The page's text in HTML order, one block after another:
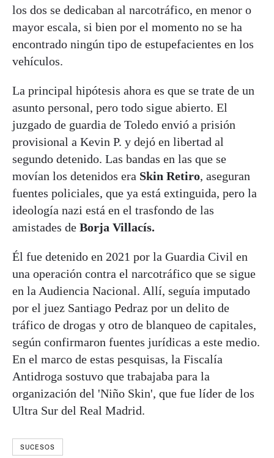
los dos se dedicaban al narcotráfico, en menor o
mayor escala, si bien por el momento no se ha
encontrado ningún tipo de estupefacientes en los
vehículos.
La principal hipótesis ahora es que se trate de un
asunto personal, pero todo sigue abierto. El
juzgado de guardia de Toledo envió a prisión
provisional a Kevin P. y dejó en libertad al
segundo detenido. Las bandas en las que se
movían los detenidos era Skin Retiro, aseguran
fuentes policiales, que ya está extinguida, pero la
ideología nazi está en el trasfondo de las
amistades de Borja Villacís.
Él fue detenido en 2021 por la Guardia Civil en
una operación contra el narcotráfico que se sigue
en la Audiencia Nacional. Allí, seguía imputado
por el juez Santiago Pedraz por un delito de
tráfico de drogas y otro de blanqueo de capitales,
según confirmaron fuentes jurídicas a este medio.
En el marco de estas pesquisas, la Fiscalía
Antidroga sostuvo que trabajaba para la
organización del 'Niño Skin', que fue líder de los
Ultra Sur del Real Madrid.
SUCESOS